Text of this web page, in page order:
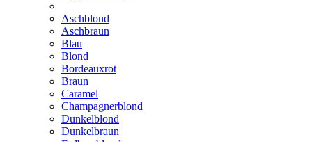
Aschblond
Aschbraun
Blau
Blond
Bordeauxrot
Braun
Caramel
Champagnerblond
Dunkelblond
Dunkelbraun